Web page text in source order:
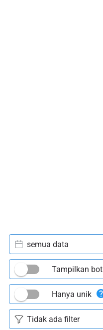
semua data
Tampilkan bot
Hanya unik